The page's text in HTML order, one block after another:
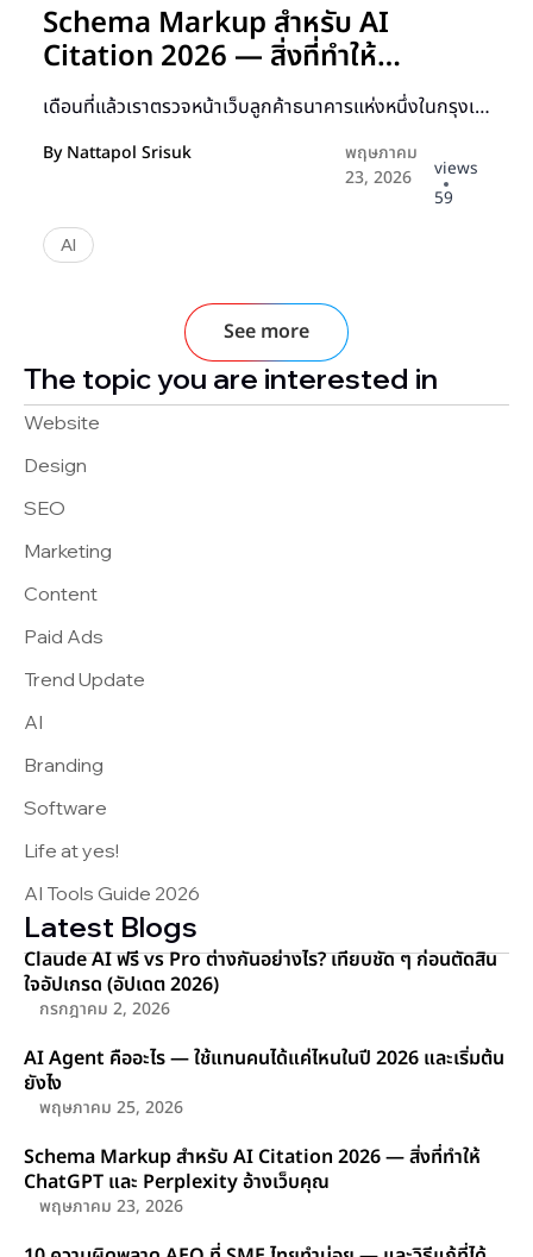
Schema Markup สำหรับ AI
Citation 2026 — สิ่งที่ทำให้
ChatGPT และ Perplexity อ้างเว็บ
คุณ
เดือนที่แล้วเราตรวจหน้าเว็บลูกค้าธนาคารแห่งหนึ่งในกรุงเ…
ByNattapol Srisuk
พฤษภาคม
23, 2026
views
59
AI
See more
The topic you are interested in
Website
Design
SEO
Marketing
Content
Paid Ads
Trend Update
AI
Branding
Software
Life at yes!
AI Tools Guide 2026
Latest Blogs
Claude AI ฟรี vs Pro ต่างกันอย่างไร? เทียบชัด ๆ ก่อนตัดสิน
ใจอัปเกรด (อัปเดต 2026)
กรกฎาคม 2, 2026
AI Agent คืออะไร — ใช้แทนคนได้แค่ไหนในปี 2026 และเริ่มต้น
ยังไง
พฤษภาคม 25, 2026
Schema Markup สำหรับ AI Citation 2026 — สิ่งที่ทำให้
ChatGPT และ Perplexity อ้างเว็บคุณ
พฤษภาคม 23, 2026